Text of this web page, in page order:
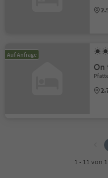
Auf Anfrage
On
1 - 11 von